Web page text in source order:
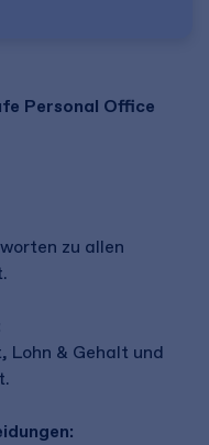
Personal Office
zu allen
Lohn & Gehalt und